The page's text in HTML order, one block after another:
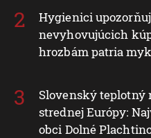
Hygienici
nevyhovujúcich
hrozbám patria
Slovenský teplotný
strednej Európy:
obci Dolné